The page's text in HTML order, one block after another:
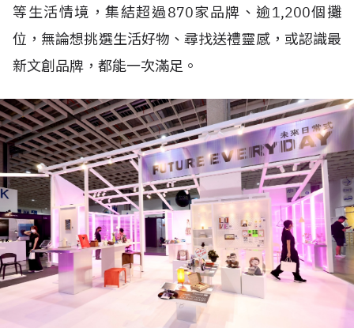
等生活情境，集結超過870家品牌、逾1,200個攤
位，無論想挑選生活好物、尋找送禮靈感，或認識最
新文創品牌，都能一次滿足。